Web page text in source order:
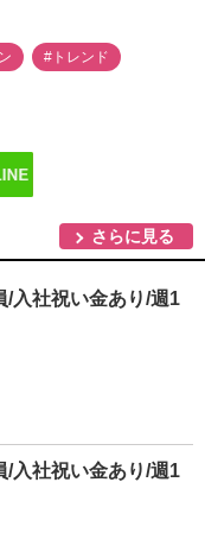
#トレンド
さらに見る
/入社祝い金あり/週1
/入社祝い金あり/週1